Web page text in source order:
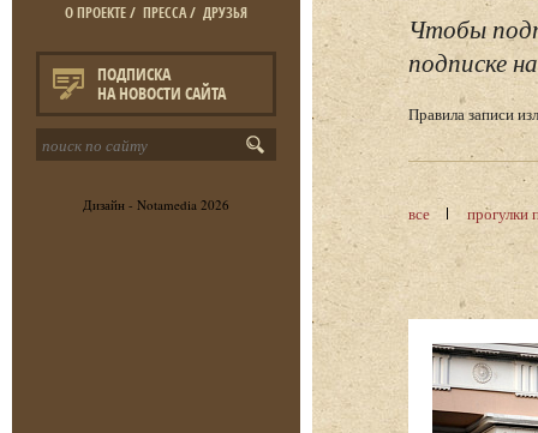
О ПРОЕКТЕ/ ПРЕССА/ ДРУЗЬЯ
ПОДПИСКА
НА НОВОСТИ САЙТА
Дизайн - Notamedia 2026
Чтобы
подписке
Правила записи
все прогулки